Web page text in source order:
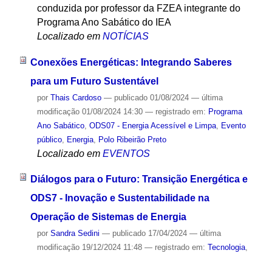
conduzida por professor da FZEA integrante do
Programa Ano Sabático do IEA
Localizado em NOTÍCIAS
Conexões Energéticas: Integrando Saberes
para um Futuro Sustentável
por Thais Cardoso — publicado01/08/2024 — última
modificação01/08/2024 14:30 — registrado em: Programa
Ano Sabático, ODS07 - Energia Acessível e Limpa, Evento
público, Energia, Polo Ribeirão Preto
Localizado em EVENTOS
Diálogos para o Futuro: Transição Energética e
ODS7 - Inovação e Sustentabilidade na
Operação de Sistemas de Energia
por Sandra Sedini — publicado17/04/2024 — última
modificação19/12/2024 11:48 — registrado em: Tecnologia,